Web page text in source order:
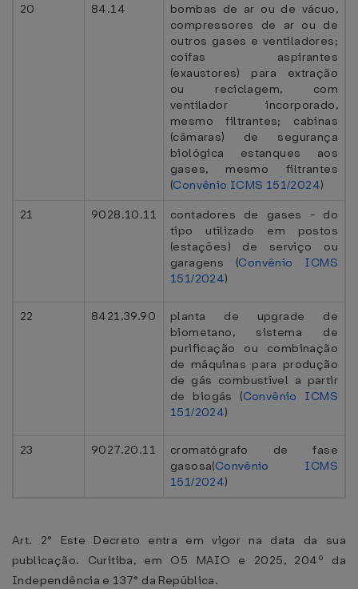
20 84.14
bombas de ar ou de vácuo,
compressores de ar ou de
outros gases e ventiladores;
coifas aspirantes
(exaustores) para extração
ou reciclagem, com
ventilador incorporado,
mesmo filtrantes; cabinas
(câmaras) de segurança
biológica estanques aos
gases, mesmo filtrantes
(Convênio ICMS 151/2024)
21
9028.10.11
contadores de gases - do
tipo utilizado em postos
(estações) de serviço ou
garagens (Convênio ICMS
151/2024)
22 8421.39.90
planta de upgrade de
biometano, sistema de
purificação ou combinação
de máquinas para produção
de gás combustível a partir
de biogás (Convênio ICMS
151/2024)
23 9027.20.11
cromatógrafo de fase
gasosa(Convênio ICMS
151/2024)
Art. 2° Este Decreto entra em vigor na data da sua
publicação. Curitiba, em O5 MAIO e 2025, 204º da
Independência e 137° da República.